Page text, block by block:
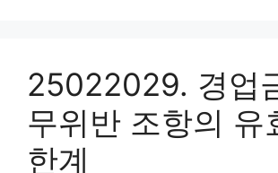
25022029. 경업
무위반 조항의 유
한계